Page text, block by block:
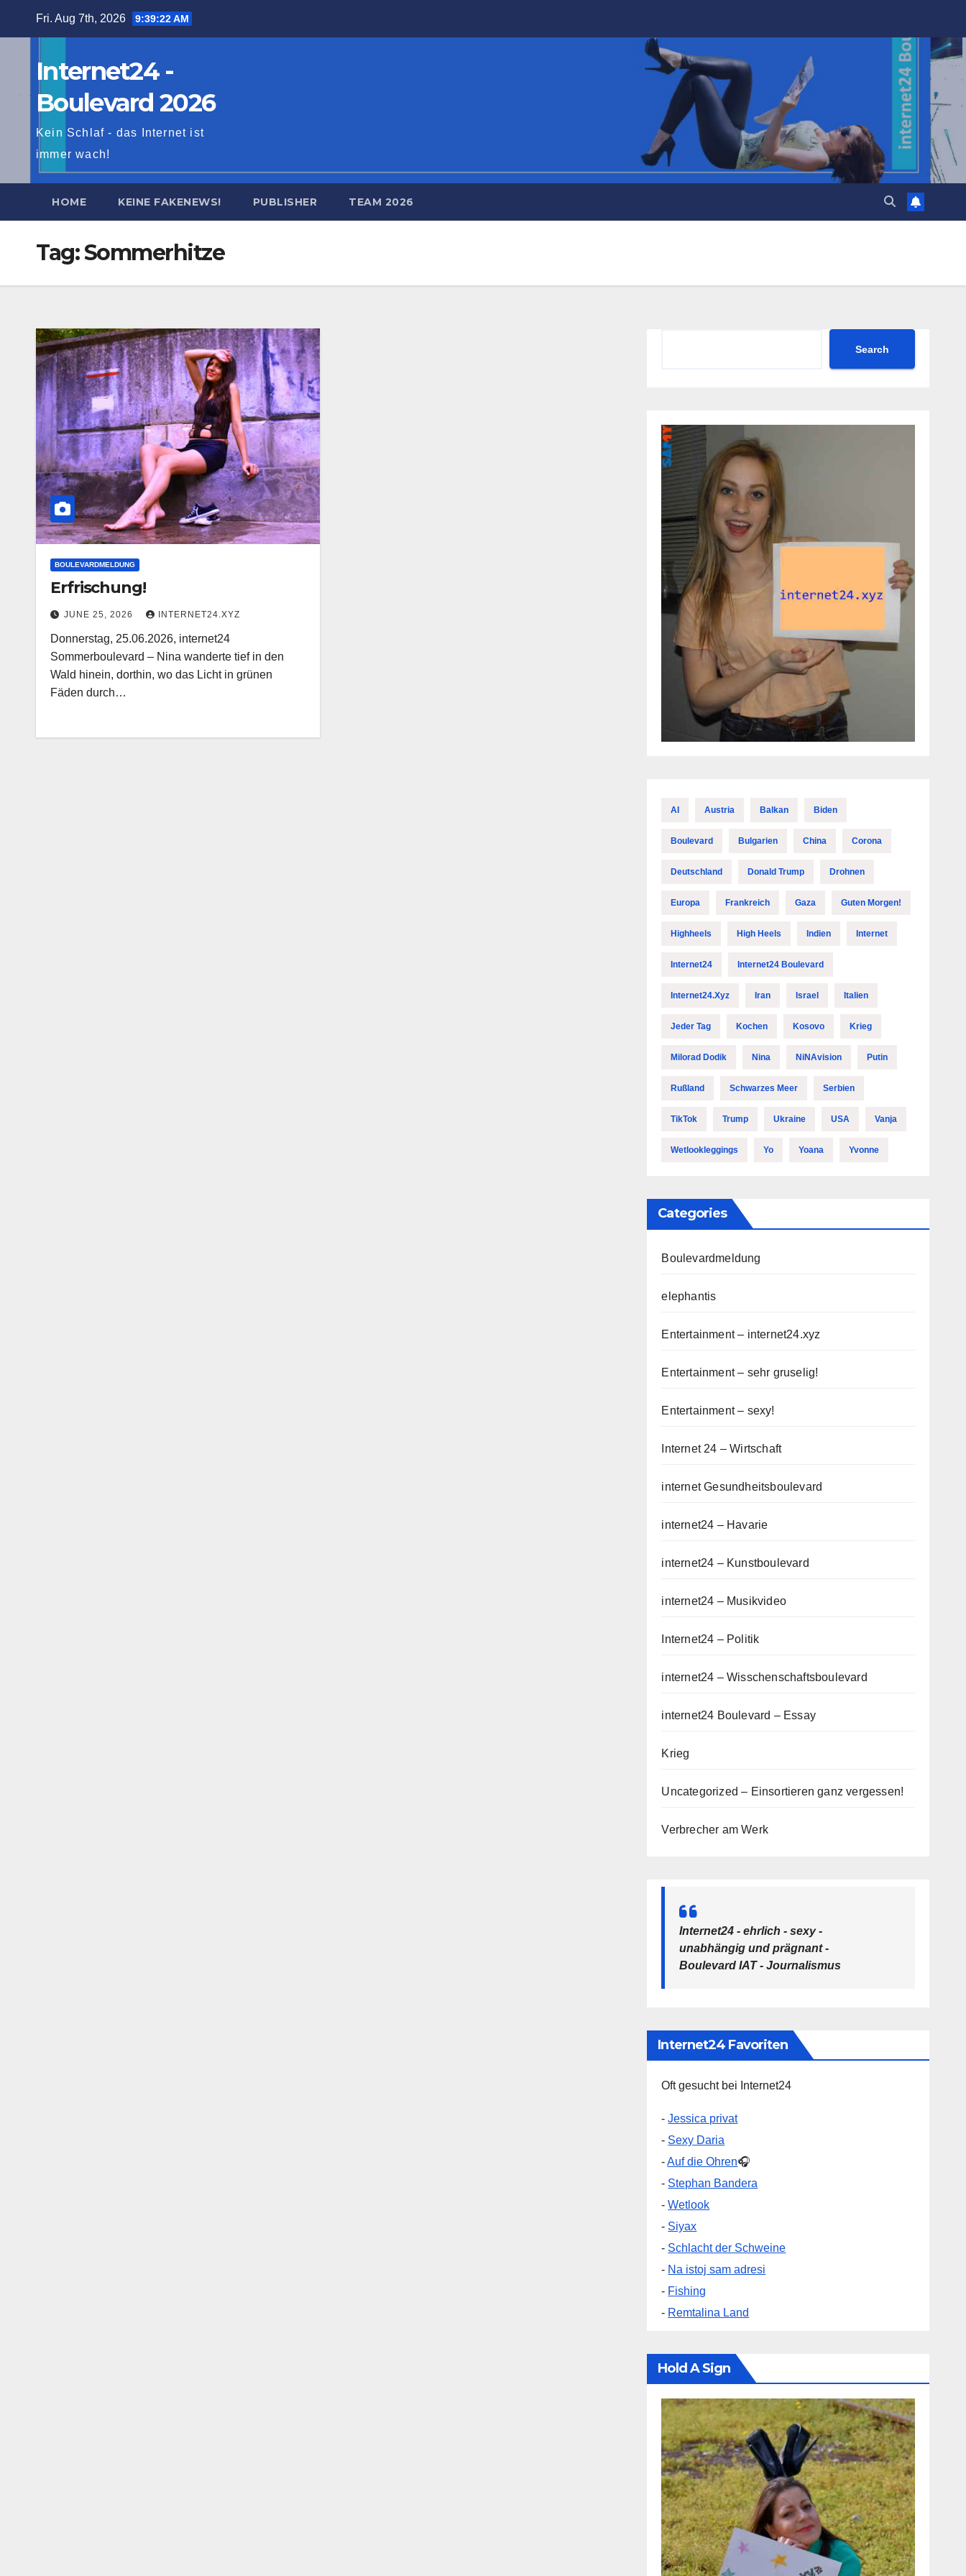
Fri. Aug 7th, 2026 9:39:23 AM
Internet24 -
Boulevard 2026
Kein Schlaf - das Internet ist
immer wach!
HOME KEINE FAKENEWS! PUBLISHER TEAM 2026
Tag:Sommerhitze
BOULEVARDMELDUNG
Erfrischung!
JUNE 25, 2026 INTERNET24.XYZ
Donnerstag, 25.06.2026, internet24
Sommerboulevard – Nina wanderte tief in den
Wald hinein, dorthin, wo das Licht in grünen
Fäden durch…
Search
AI Austria Balkan Biden
Boulevard Bulgarien China Corona
Deutschland Donald Trump Drohnen
Europa Frankreich Gaza Guten Morgen!
Highheels High Heels Indien Internet
Internet24 Internet24 Boulevard
Internet24.xyz Iran Israel Italien
Jeder Tag Kochen Kosovo Krieg
Milorad Dodik Nina NiNAvision Putin
Rußland Schwarzes Meer Serbien
TikTok Trump Ukraine USA Vanja
Wetlookleggings Yo Yoana Yvonne
Categories
Boulevardmeldung
elephantis
Entertainment – internet24.xyz
Entertainment – sehr gruselig!
Entertainment – sexy!
Internet 24 – Wirtschaft
internet Gesundheitsboulevard
internet24 – Havarie
internet24 – Kunstboulevard
internet24 – Musikvideo
Internet24 – Politik
internet24 – Wisschenschaftsboulevard
internet24 Boulevard – Essay
Krieg
Uncategorized – Einsortieren ganz vergessen!
Verbrecher am Werk
Internet24 - ehrlich - sexy -
unabhängig und prägnant -
Boulevard IAT - Journalismus
Internet24 Favoriten
Oft gesucht bei Internet24
-Jessica privat
- Sexy Daria
-Auf die Ohren🎧
- Stephan Bandera
-Wetlook
- Siyax
- Schlacht der Schweine
- Na istoj sam adresi
- Fishing
- Remtalina Land
Hold A Sign